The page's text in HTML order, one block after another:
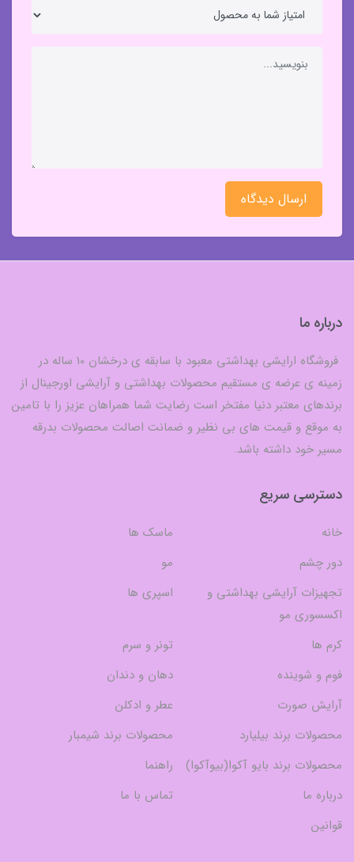
ارسال دیدگاه
درباره ما
فروشگاه ارایشی بهداشتی معبود با سابقه ی درخشان 10 ساله در
زمینه ی عرضه ی مستقیم محصولات بهداشتی و آرایشی اورجینال از
برندهای معتبر دنیا مفتخر است رضایت شما همراهان عزیز را با تامین
به موقع و قیمت های بی نظیر و ضمانت اصالت محصولات بدرقه
مسیر خود داشته باشد.
دسترسی سریع
خانه
ماسک ها
دور چشم
مو
تجهیزات آرایشی بهداشتی و
اکسسوری مو
اسپری ها
کرم ها
تونر و سرم
فوم و شوینده
دهان و دندان
آرایش صورت
عطر و ادکلن
محصولات برند بیلیارد
محصولات برند شیمبار
محصولات برند بایو آکوا(بیوآکوا)
راهنما
درباره ما
تماس با ما
قوانین